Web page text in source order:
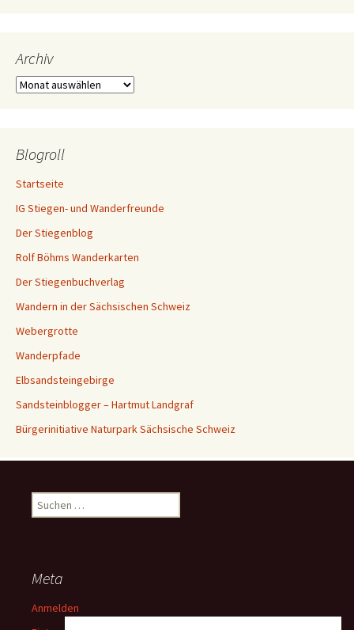
Archiv
Archiv
Blogroll
Startseite
IG Stiegen- und Wanderfreunde
Der Stiegenblog
Rolf Böhms Wanderkarten
Der Stiegenbuchverlag
Wandern in der Sächsischen Schweiz
Webergrotte
Wanderpfade
Elbsandsteingebirge
Sandsteinblogger – Hartmut Landgraf
Bürgerinitiative Naturpark Sächsische Schweiz
Suchen
nach:
Meta
Anmelden